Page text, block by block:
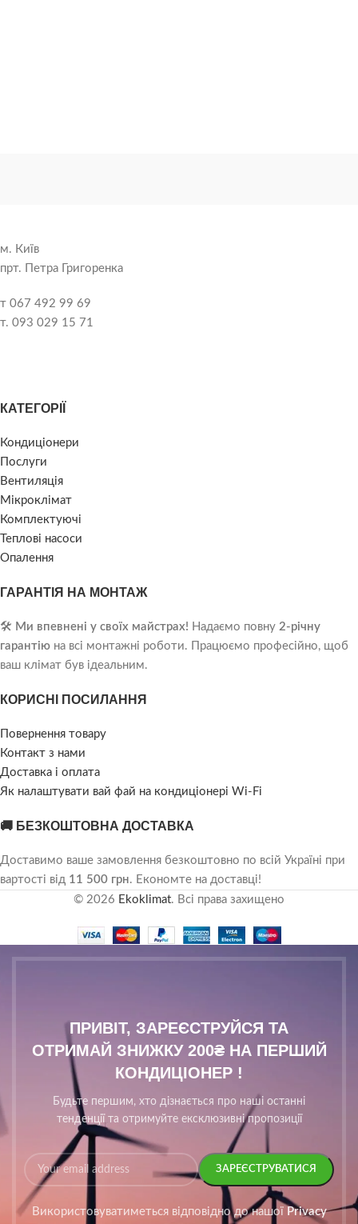
м. Київ
прт. Петра Григоренка
т 067 492 99 69
т. 093 029 15 71
КАТЕГОРІЇ
Кондиціонери
Послуги
Вентиляція
Мікроклімат
Комплектуючі
Теплові насоси
Опалення
ГАРАНТІЯ НА МОНТАЖ
🛠️ Ми впевнені у своїх майстрах! Надаємо повну 2-річну
гарантію на всі монтажні роботи. Працюємо професійно, щоб
ваш клімат був ідеальним.
КОРИСНІ ПОСИЛАННЯ
Повернення товару
Контакт з нами
Доставка і оплата
Як налаштувати вай фай на кондиціонері Wi-Fi
🚚 БЕЗКОШТОВНА ДОСТАВКА
Доставимо ваше замовлення безкоштовно по всій Україні при
вартості від 11 500 грн. Економте на доставці!
© 2026 Ekoklimat. Всі права захищено
ПРИВІТ, ЗАРЕЄСТРУЙСЯ ТА
ОТРИМАЙ ЗНИЖКУ 200₴ НА ПЕРШИЙ
КОНДИЦІОНЕР !
Будьте першим, хто дізнається про наші останні
тенденції та отримуйте ексклюзивні пропозиції
Використовуватиметься відповідно до нашої Privacy